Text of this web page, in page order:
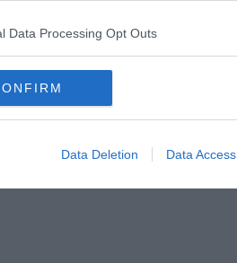
Data Processing Opt Outs
Data Deletion Data Access